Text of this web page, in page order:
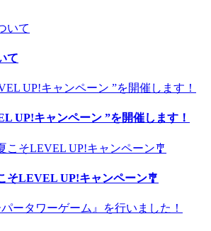
て
UP!キャンペーン ”を開催します！
そLEVEL UP!キャンペーン🎐